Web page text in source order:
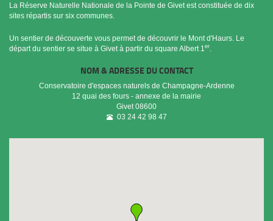
La Réserve Naturelle Nationale de la Pointe de Givet est constituée de dix
sites répartis sur six communes.
Un sentier de découverte vous permet de découvrir le Mont d'Haurs. Le
départ du sentier se situe à Givet à partir du square Albert 1 er
NOM & ADRESSE DU CONTACT
Conservatoire d'espaces naturels de Champagne-Ardenne
12 quai des fours - annexe de la mairie
Givet 08600
03 24 42 98 47